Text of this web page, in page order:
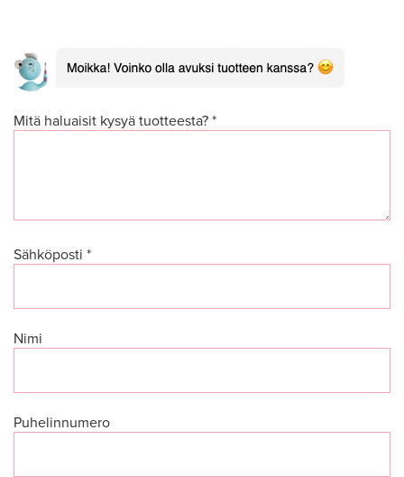
Mitä haluaisit kysyä tuotteesta? *
Sähköposti *
Nimi
Puhelinnumero